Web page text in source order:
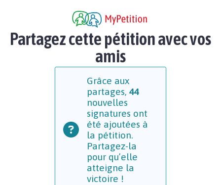
Partagez cette pétition avec vos
amis
Grâce aux
partages, 44
nouvelles
signatures ont
été ajoutées à
la pétition.
Partagez-la
pour qu’elle
atteigne la
victoire !